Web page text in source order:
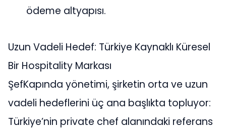
ödeme altyapısı.
Uzun Vadeli Hedef: Türkiye Kaynaklı Küresel
Bir Hospitality Markası
ŞefKapında yönetimi, şirketin orta ve uzun
vadeli hedeflerini üç ana başlıkta topluyor:
Türkiye’nin private chef alanındaki referans